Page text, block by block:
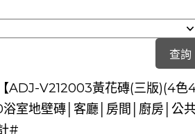
2 號出口】往中山路1段139號約
客戶加入 LINE官方帳號
ADJ-V212003黃花磚(三版)(4色4
室地壁磚│客廳│房間│廚房│公共
#